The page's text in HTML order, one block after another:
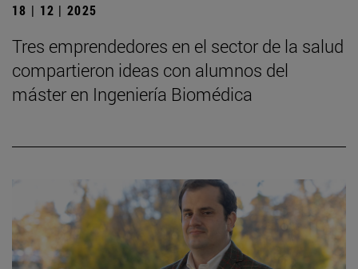
18 | 12 | 2025
Tres emprendedores en el sector de la salud
compartieron ideas con alumnos del
máster en Ingeniería Biomédica